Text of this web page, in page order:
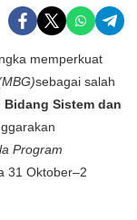
memperkuat
sebagai salah
Bidang Sistem dan
Program
31 Oktober–2